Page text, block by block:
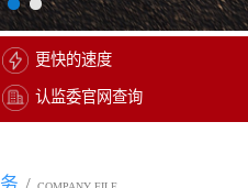
更快的速度
认监委官网查询